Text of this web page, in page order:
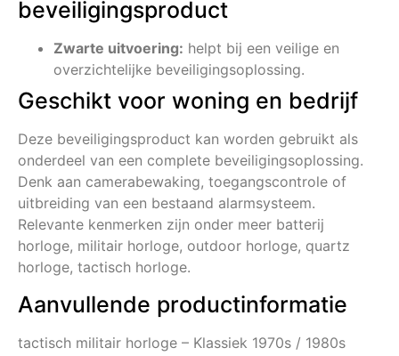
beveiligingsproduct
Zwarte uitvoering: helpt bij een veilige en
overzichtelijke beveiligingsoplossing.
Geschikt voor woning en bedrijf
Deze beveiligingsproduct kan worden gebruikt als
onderdeel van een complete beveiligingsoplossing.
Denk aan camerabewaking, toegangscontrole of
uitbreiding van een bestaand alarmsysteem.
Relevante kenmerken zijn onder meer batterij
horloge, militair horloge, outdoor horloge, quartz
horloge, tactisch horloge.
Aanvullende productinformatie
tactisch militair horloge – Klassiek 1970s / 1980s